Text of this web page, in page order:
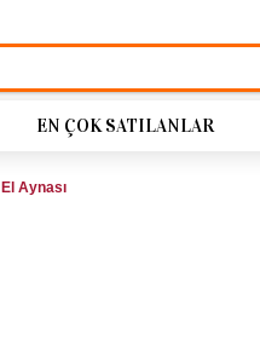
EN ÇOK SATILANLAR
El Aynası